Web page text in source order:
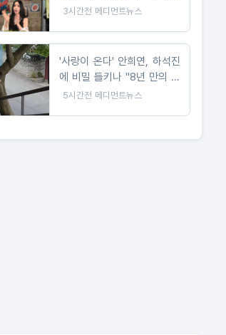
낳아 미안했다"
3시간전 메디먼트뉴스
'사랑이 온다' 안희연, 하석진
에 비밀 들키나 "8년 만의 숨
막히는 대치"
5시간전 메디먼트뉴스